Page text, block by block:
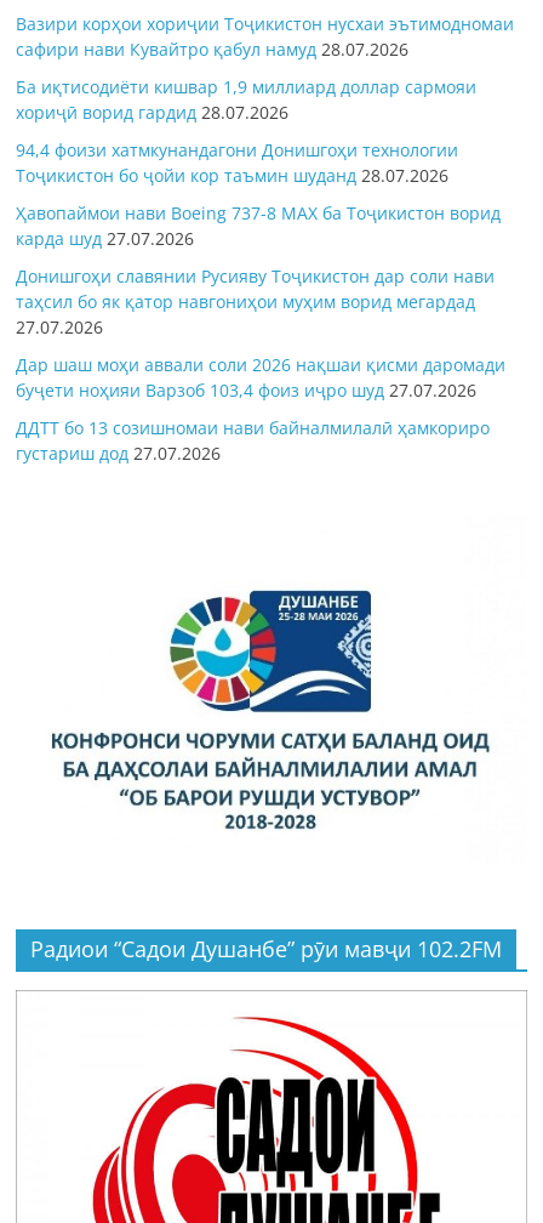
Вазири корҳои хориҷии Тоҷикистон нусхаи эътимодномаи
сафири нави Кувайтро қабул намуд 28.07.2026
Ба иқтисодиёти кишвар 1,9 миллиард доллар сармояи
хориҷӣ ворид гардид 28.07.2026
94,4 фоизи хатмкунандагони Донишгоҳи технологии
Тоҷикистон бо ҷойи кор таъмин шуданд 28.07.2026
Ҳавопаймои нави Boeing 737-8 MAX ба Тоҷикистон ворид
карда шуд 27.07.2026
Донишгоҳи славянии Русияву Тоҷикистон дар соли нави
таҳсил бо як қатор навгониҳои муҳим ворид мегардад
27.07.2026
Дар шаш моҳи аввали соли 2026 нақшаи қисми даромади
буҷети ноҳияи Варзоб 103,4 фоиз иҷро шуд 27.07.2026
ДДТТ бо 13 созишномаи нави байналмилалӣ ҳамкориро
густариш дод 27.07.2026
Радиои “Садои Душанбе” рӯи мавҷи 102.2FM